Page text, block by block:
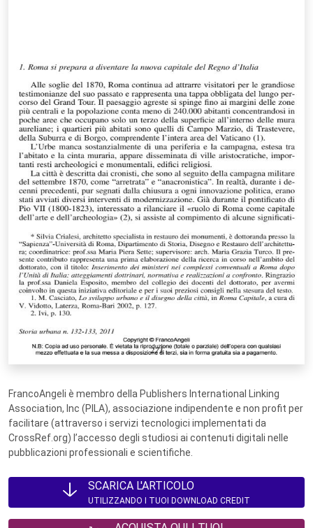
FrancoAngeli è membro della Publishers International Linking
Association, Inc (PILA), associazione indipendente e non profit per
facilitare (attraverso i servizi tecnologici implementati da
CrossRef.org) l’accesso degli studiosi ai contenuti digitali nelle
pubblicazioni professionali e scientifiche.
SCARICA L'ARTICOLO
UTILIZZANDO I TUOI DOWNLOAD CREDIT